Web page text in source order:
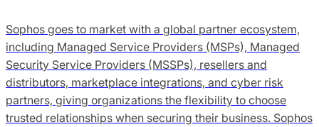
Sophos goes to market with a global partner ecosystem,
including Managed Service Providers (MSPs), Managed
Security Service Providers (MSSPs), resellers and
distributors, marketplace integrations, and cyber risk
partners, giving organizations the flexibility to choose
trusted relationships when securing their business. Sophos